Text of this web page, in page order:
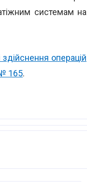
системам на
операцій
165.